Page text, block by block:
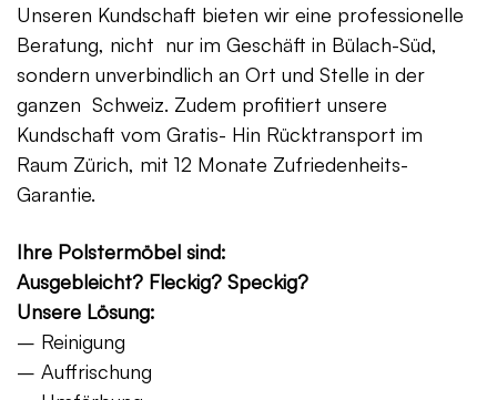
Unseren Kundschaft bieten wir eine professionelle
Beratung, nicht nur im Geschäft in Bülach-Süd,
sondern unverbindlich an Ort und Stelle in der
ganzen Schweiz. Zudem profitiert unsere
Kundschaft vom Gratis- Hin Rücktransport im
Raum Zürich, mit 12 Monate Zufriedenheits-
Garantie.
Ihre Polstermöbel sind:
Ausgebleicht? Fleckig? Speckig?
Unsere Lösung:
– Reinigung
– Auffrischung